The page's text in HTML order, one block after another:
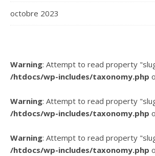
octobre 2023
Warning: Attempt to read property
/htdocs/wp-includes/taxonomy.php
Warning: Attempt to read property
/htdocs/wp-includes/taxonomy.php
Warning: Attempt to read property
/htdocs/wp-includes/taxonomy.php